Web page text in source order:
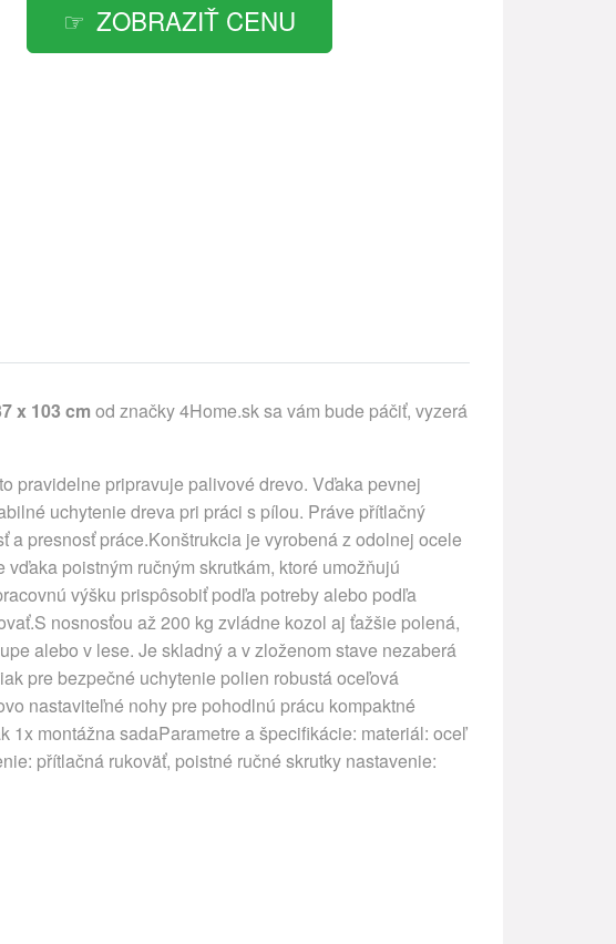
ZOBRAZIŤ CENU
x 103 cm od značky 4Home.sk sa vám bude páčiť, vyzerá
pravidelne pripravuje palivové drevo. Vďaka pevnej
uchytenie dreva pri práci s pílou. Práve přítlačný
presnosť práce.Konštrukcia je vyrobená z odolnej ocele
poistným ručným skrutkám, ktoré umožňujú
výšku prispôsobiť podľa potreby alebo podľa
nosnosťou až 200 kg zvládne kozol aj ťažšie polená,
alebo v lese. Je skladný a v zloženom stave nezaberá
pre bezpečné uchytenie polien robustá oceľová
nastaviteľné nohy pre pohodlnú prácu kompaktné
montážna sadaParametre a špecifikácie: materiál: oceľ
přítlačná rukoväť, poistné ručné skrutky nastavenie: